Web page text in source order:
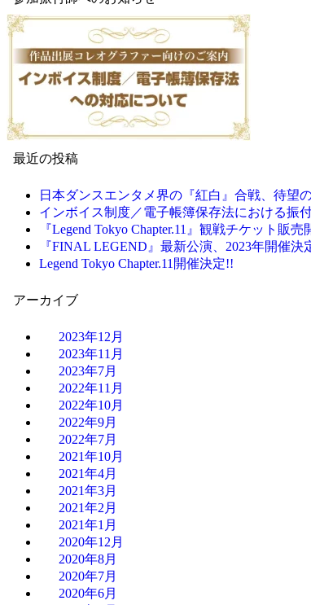
最近の投稿
日本ダンスエンタメ界の『紅白』合戦、待望
インボイス制度／電子帳簿保存法における振
『Legend Tokyo Chapter.11』観戦チケット販売
『FINAL LEGEND』最新公演、2023年開催決
Legend Tokyo Chapter.11開催決定!!
アーカイブ
2023年12月
2023年11月
2023年7月
2022年11月
2022年10月
2022年9月
2022年7月
2021年10月
2021年4月
2021年3月
2021年2月
2021年1月
2020年12月
2020年8月
2020年7月
2020年6月